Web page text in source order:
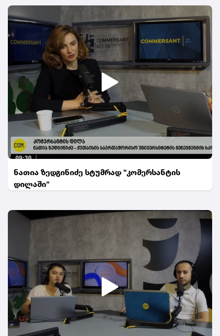
ნათია ზედგინიძე სტუმრად "კომერსანტის
დილაში"